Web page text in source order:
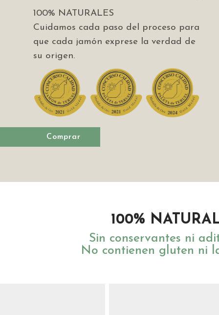
Comprar
100% NATURALES
Cuidamos cada paso del proceso para
que cada jamón exprese la verdad de
su origen.
100%
Sin conservantes ni
No contienen gluten ni